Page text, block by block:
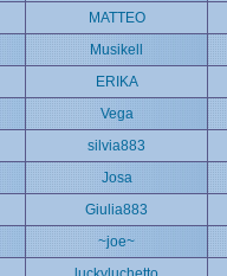
MATTEO
Musikell
ERIKA
Vega
silvia883
Josa
Giulia883
~joe~